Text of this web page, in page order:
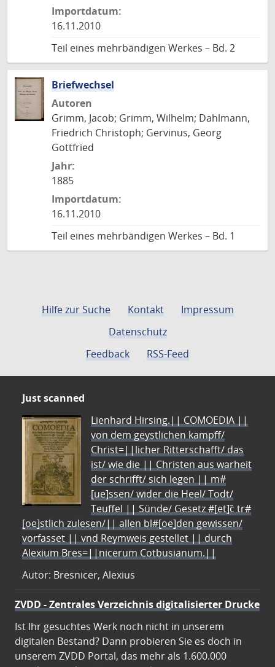
Importdatum:
16.11.2010
Teil eines mehrbändigen Werkes – Bd. 2
Briefwechsel
Autoren
Grimm, Jacob; Grimm, Wilhelm; Dahlmann,
Friedrich Christoph; Gervinus, Georg
Gottfried
Jahr:
1885
Importdatum:
16.11.2010
Teil eines mehrbändigen Werkes – Bd. 1
Hilfe zur Suche Kontakt
Impressum
Datenschutz
Feedback
RSS-Feed
Just scanned
Lienhard Hirsing.|| COMOEDIA ||
von dem geystlichen kampff/
Christ=||licher Ritterschafft/ das
ist/ wie die || Christen aus warheit
der schrifft/ sich legen || m#
[ue]ssen/ wider die Heel/ Todt/
Teuffel || Sünde/ Gesetz #[et]c̃ tr#
[oe]stlich zulesen/|| allen bl#[oe]den gewissen/
vorfasset || vnd Reymweis gestellet || durch
Alexium Bres=||nicerum Cotbusianum.||
Autor: Bresnicer, Alexius
ZVDD - Zentrales Verzeichnis digitalisierter Drucke
Ist Ihr gesuchtes Werk noch nicht in unserem
digitalen Bestand? Dann probieren Sie es doch in
unserem ZVDD Portal, das mehr als 1.600.000